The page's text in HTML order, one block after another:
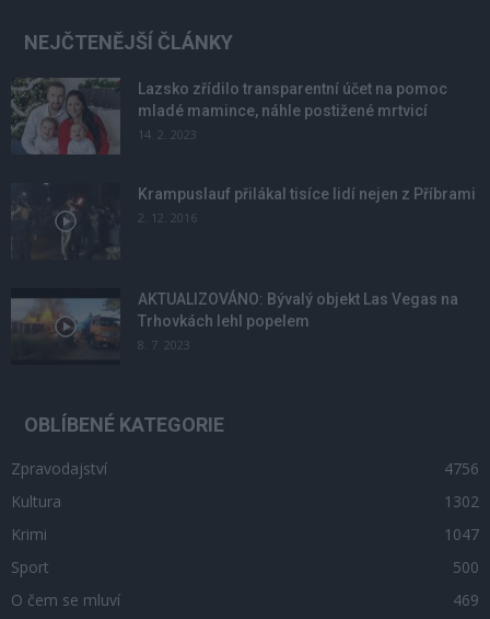
NEJČTENĚJŠÍ ČLÁNKY
Lazsko zřídilo transparentní účet na pomoc
mladé mamince, náhle postižené mrtvicí
14. 2. 2023
Krampuslauf přilákal tisíce lidí nejen z Příbrami
2. 12. 2016
AKTUALIZOVÁNO: Bývalý objekt Las Vegas na
Trhovkách lehl popelem
8. 7. 2023
OBLÍBENÉ KATEGORIE
Zpravodajství
4756
Kultura
1302
Krimi
1047
Sport
500
O čem se mluví
469